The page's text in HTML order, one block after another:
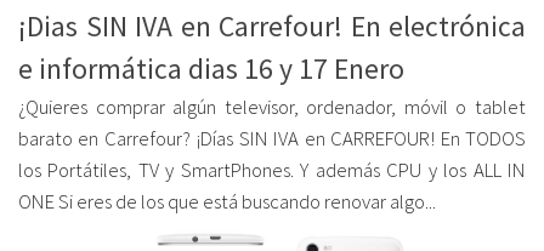
¡Dias SIN IVA en Carrefour! En electrónica
e informática dias 16 y 17 Enero
¿Quieres comprar algún televisor, ordenador, móvil o tablet
barato en Carrefour? ¡Días SIN IVA en CARREFOUR! En TODOS
los Portátiles, TV y SmartPhones. Y además CPU y los ALL IN
ONE Si eres de los que está buscando renovar algo...